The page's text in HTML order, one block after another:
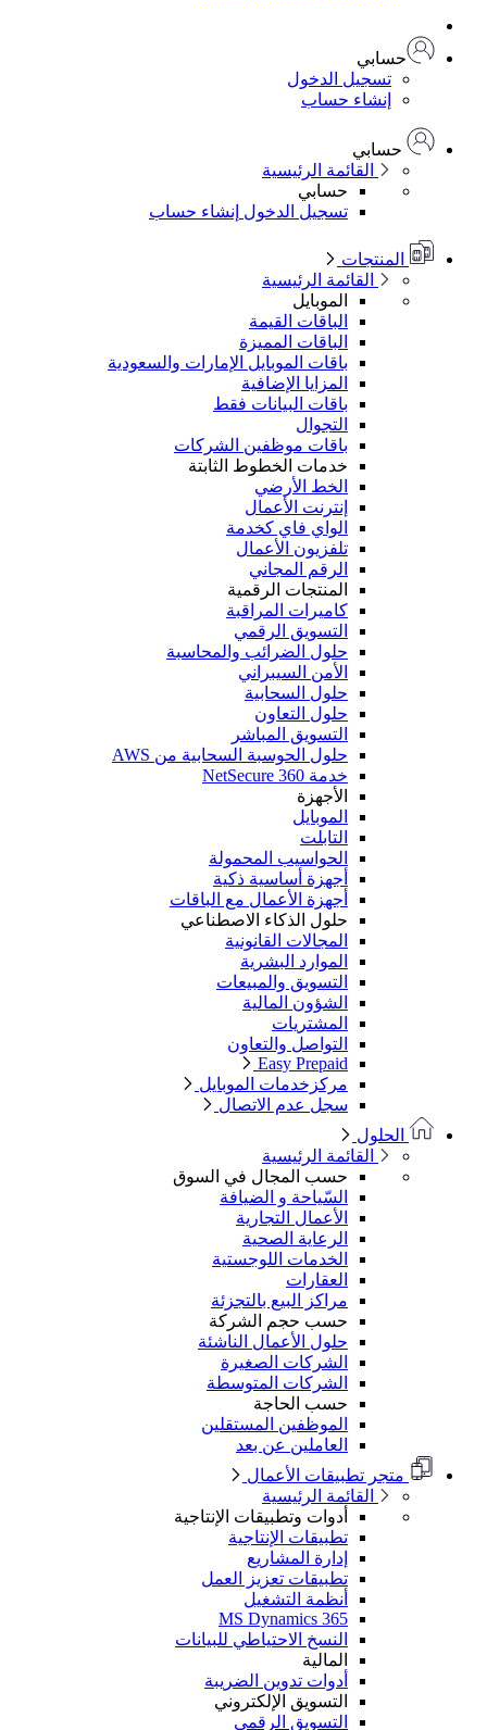
حسابي
تسجيل الدخول
إنشاء حساب
حسابي
القائمة الرئيسية
حسابي
تسجيل الدخول إنشاء حساب
المنتجات
القائمة الرئيسية
الموبايل
الباقات القيمة
الباقات المميزة
باقات الموبايل الإمارات والسعودية
المزايا الإضافية
باقات البيانات فقط
التجوال
باقات موظفين الشركات
خدمات الخطوط الثابتة
الخط الأرضي
إنترنت الأعمال
الواي فاي كخدمة
تلفزيون الأعمال
الرقم المجاني
المنتجات الرقمية
كاميرات المراقبة
التسويق الرقمي
حلول الضرائب والمحاسبة
الأمن السيبراني
حلول السحابية
حلول التعاون
التسويق المباشر
حلول الحوسبة السحابية من AWS
خدمة NetSecure 360
الأجهزة
الموبايل
التابلت
الحواسيب المحمولة
أجهزة أساسية ذكية
أجهزة الأعمال مع الباقات
حلول الذكاء الاصطناعي
المجالات القانونية
الموارد البشرية
التسويق والمبيعات
الشؤون المالية
المشتريات
التواصل والتعاون
Easy Prepaid
مركزخدمات الموبايل
سجل عدم الاتصال
الحلول
القائمة الرئيسية
حسب المجال في السوق
السّياحة و الضيافة
الأعمال التجارية
الرعاية الصحية
الخدمات اللوجستية
العقارات
مراكز البيع بالتجزئة
حسب حجم الشركة
حلول الأعمال الناشئة
الشركات الصغيرة
الشركات المتوسطة
حسب الحاجة
الموظفين المستقلين
العاملين عن بعد
متجر تطبيقات الأعمال
القائمة الرئيسية
أدوات وتطبيقات الإنتاجية
تطبيقات الإنتاجية
إدارة المشاريع
تطبيقات تعزيز العمل
أنظمة التشغيل
MS Dynamics 365
النسخ الاحتياطي للبيانات
المالية
أدوات تدوين الضريبة
التسويق الإلكتروني
التسويق الرقمي